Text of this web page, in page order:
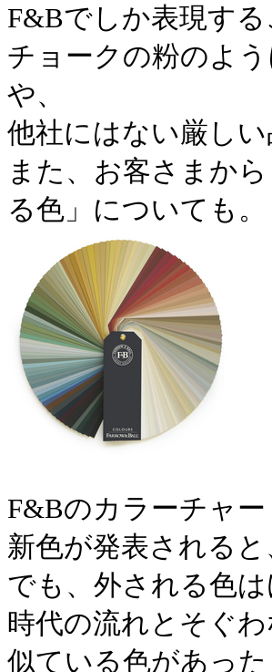
F&Bでしか表現す
チョークの粉のよ
や、
他社にはない厳し
また、お客さまか
る色」についても。
F&Bのカラーチャ
新色が発表される
でも、外される色
時代の流れとそぐ
似ている色があっ